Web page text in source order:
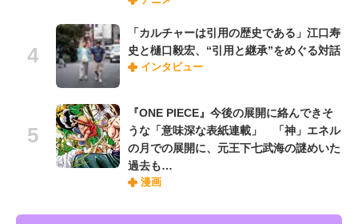
「カルチャーは引用の歴史である」江口寿
史と樋口毅宏、“引用と継承”をめぐる対話
インタビュー
『ONE PIECE』今後の展開に絡んできそ
うな「意味深な表紙連載」 「神」エネル
の月での展開に、元王下七武海の謎めいた
過去も…
漫画